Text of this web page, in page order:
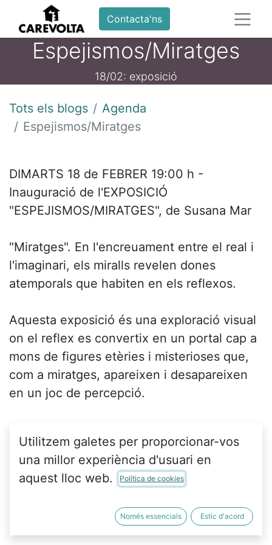
Contacta'ns
Espejismos/Miratges
18/02: exposició
Tots els blogs
Agenda
Espejismos/Miratges
DIMARTS 18 de FEBRER 19:00 h -
Inauguració de l'EXPOSICIÓ
"ESPEJISMOS/MIRATGES", de Susana Mar
"Miratges". En l'encreuament entre el real i
l'imaginari, els miralls revelen dones
atemporals que habiten en els reflexos.
Aquesta exposició és una exploració visual
on el reflex es convertix en un portal cap a
mons de figures etèries i misterioses que,
com a miratges, apareixen i desapareixen
en un joc de percepció.
convertix en un miratge, la veritable
bellesa, com les meues dames del bosc,
s'oculta en els marges del conegut,
Utilitzem galetes per proporcionar-vos
una millor experiència d'usuari en
aquest lloc web.
Política de cookies
Només essencials Estic d'acord